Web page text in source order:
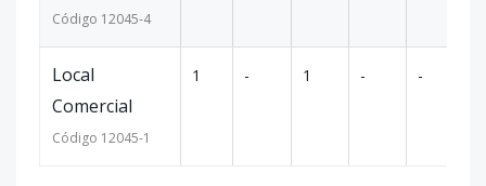
Código 12045-4
Local
Comercial
Código 12045-1
1 - 1 - -